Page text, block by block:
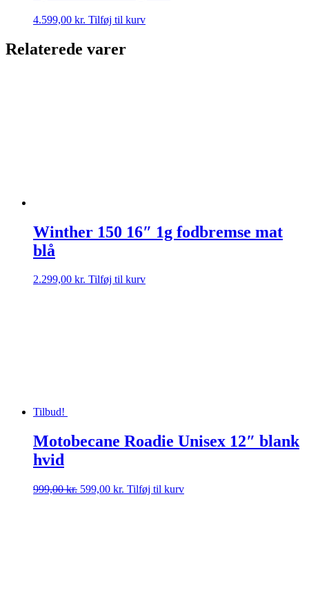
4.599,00 kr. Tilføj til kurv
Relaterede varer
Winther 150 16″ 1g fodbremse mat
blå
2.299,00 kr. Tilføj til kurv
Tilbud!
Motobecane Roadie Unisex 12″ blank
hvid
999,00kr. Den
599,00 kr. Den
Tilføj til kurv